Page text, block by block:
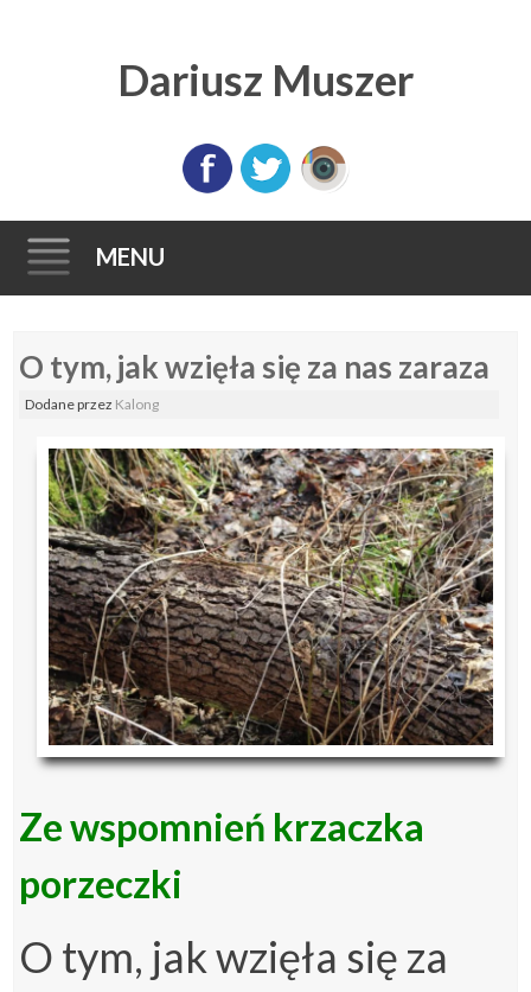
Dariusz Muszer
MENU
to
content
O tym, jak wzięła się za nas zaraza
Dodaneprzez Kalong
Ze wspomnień krzaczka
porzeczki
O tym, jak wzięła się za